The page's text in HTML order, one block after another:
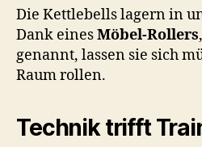
Die Kettlebells lagern in
Dank einesMöbel-Rollers
genannt, lassen sie sich
Raum rollen.
Technik trifft